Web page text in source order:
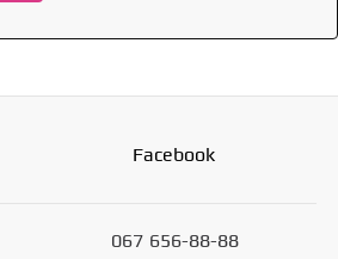
Facebook
067 656-88-88